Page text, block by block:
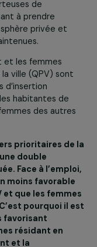
sont longtemps
publiques de
de l’émancipation
aux prestations
le sujet de
soient
porteuses de
à prendre
la sphère privée et
maintenues.
et les femmes
de la ville (QPV)
d’insertion
des habitantes de
femmes des